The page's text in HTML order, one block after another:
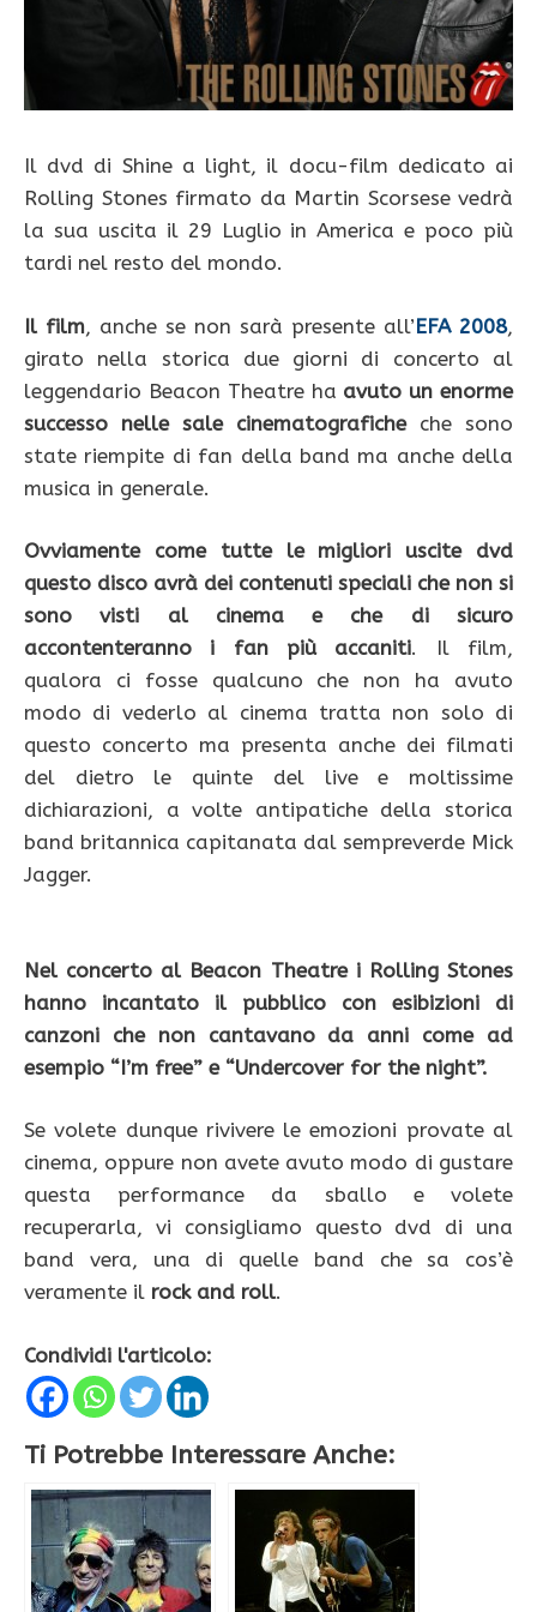
Il dvd di Shine a light, il docu-film dedicato ai
Rolling Stones firmato da Martin Scorsese vedrà
la sua uscita il 29 Luglio in America e poco più
tardi nel resto del mondo.
Il film, anche se non sarà presente all’EFA 2008,
girato nella storica due giorni di concerto al
leggendario Beacon Theatre ha avuto un enorme
successo nelle sale cinematografiche che sono
state riempite di fan della band ma anche della
musica in generale.
Ovviamente come tutte le migliori uscite dvd
questo disco avrà dei contenuti speciali che non si
sono visti al cinema e che di sicuro
accontenteranno i fan più accaniti. Il film,
qualora ci fosse qualcuno che non ha avuto
modo di vederlo al cinema tratta non solo di
questo concerto ma presenta anche dei filmati
del dietro le quinte del live e moltissime
dichiarazioni, a volte antipatiche della storica
band britannica capitanata dal sempreverde Mick
Jagger.
Nel concerto al Beacon Theatre i Rolling Stones
hanno incantato il pubblico con esibizioni di
canzoni che non cantavano da anni come ad
esempio “I’m free” e “Undercover for the night”.
Se volete dunque rivivere le emozioni provate al
cinema, oppure non avete avuto modo di gustare
questa performance da sballo e volete
recuperarla, vi consigliamo questo dvd di una
band vera, una di quelle band che sa cos’è
veramente il rock and roll.
Condividi l'articolo:
Ti Potrebbe Interessare Anche: